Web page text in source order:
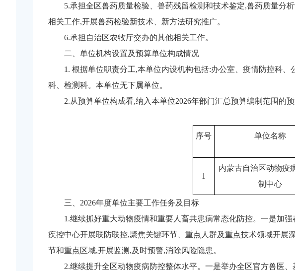
5.承担全区兽药质量检验、兽药残留检测和技术鉴定,兽药质量分
相关工作,开展兽药检验新技术、新方法研究推广。
6.承担自治区农牧厅交办的其他相关工作。
二、单位机构设置及预算单位构成情况
1. 根据单位职责分工,本单位内设机构包括:办公室、疫情防控科
科、检测科。本单位无下属单位。
2.从预算单位构成看,纳入本单位2026年部门汇总预算编制范围的
序号 单位名称
1
内蒙古自治区动物疫
制中心
三、2026年度单位主要工作任务及目标
1.继续抓好重大动物疫情和重要人畜共患病常态化防控。一是加
疾控中心开展联防联控,聚焦关键环节、重点人群及重点技术领域开
节和重点区域,开展监测,及时预警,消除风险隐患。
2.继续提升全区动物疫病防控整体水平。一是举办全区官方兽医